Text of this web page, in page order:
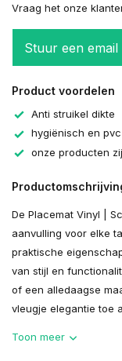
Vraag het onze
Stuur een email
Product voordelen
Anti struikel dikte
hygiënisch en
onze producten
De Placemat Vinyl |
aanvulling voor elke
praktische
van stijl en
of een alledaagse
vleugje elegantie toe
Toon meer